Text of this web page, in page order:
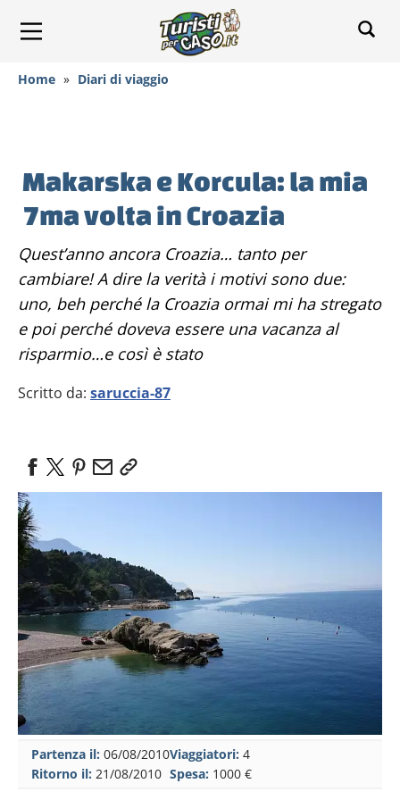
Home » Diari di viaggio
Makarska e Korcula: la mia
7ma volta in Croazia
Quest’anno ancora Croazia… tanto per
cambiare! A dire la verità i motivi sono due:
uno, beh perché la Croazia ormai mi ha stregato
e poi perché doveva essere una vacanza al
risparmio…e così è stato
Scritto da: saruccia-87
Partenza il: 06/08/2010
Ritorno il: 21/08/2010
Viaggiatori: 4
Spesa: 1000 €